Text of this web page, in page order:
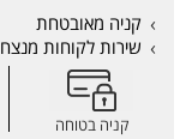
קניה מאובטחת
שירות לקוחות מנצח
קניה בטוחה